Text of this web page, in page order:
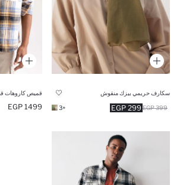
سكارف حريمي بيزك منقوش
299 EGP 399 EGP
+3
1499 EGP